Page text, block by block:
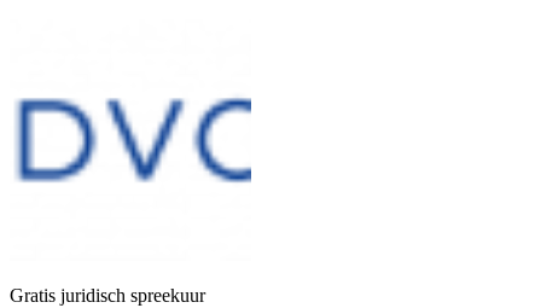
Gratis juridisch spreekuur